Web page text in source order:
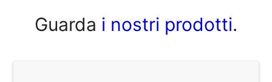
Guarda i nostri prodotti.